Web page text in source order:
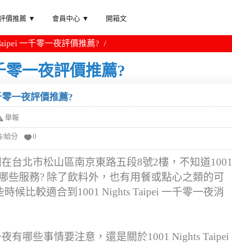
價推薦 ▼ 會員中心 ▼ 開箱文
一千零一夜評價推薦?
零一夜評價推薦?
一夜評價推薦?
舉報
/給分 0
台北市松山區南京東路五段8號2樓，不知道1001
些服務? 除了飲料外，也有用餐或點心之類的可
候比較適合到1001 Nights Taipei 一千零一夜消
有哪些事情要注意，還是關於1001 Nights Taipei